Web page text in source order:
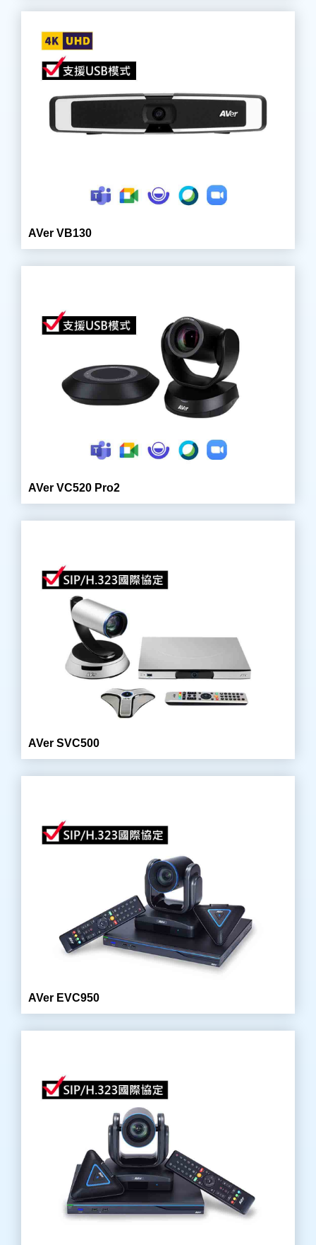
AVer VB130
AVer VC520 Pro2
AVer SVC500
AVer EVC950